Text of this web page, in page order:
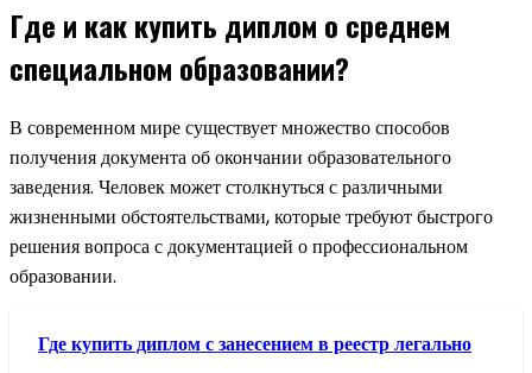
Где и как купить диплом о среднем
специальном образовании?
В современном мире существует множество способов
получения документа об окончании образовательного
заведения. Человек может столкнуться с различными
жизненными обстоятельствами, которые требуют быстрого
решения вопроса с документацией о профессиональном
образовании.
Где купить диплом с занесением в реестр легально